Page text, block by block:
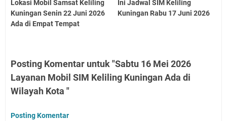
Lokasi Mobil Samsat Keliling
Kuningan Senin 22 Juni 2026
Ada di Empat Tempat
Ini Jadwal SIM Keliling
Kuningan Rabu 17 Juni 2026
Posting Komentar untuk "Sabtu 16 Mei 2026
Layanan Mobil SIM Keliling Kuningan Ada di
Wilayah Kota "
Posting Komentar